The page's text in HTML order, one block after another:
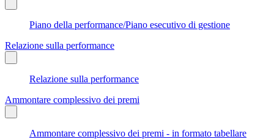
Piano della performance/Piano esecutivo di gestione
Relazione sulla performance
Relazione sulla performance
Ammontare complessivo dei premi
Ammontare complessivo dei premi - in formato tabellare